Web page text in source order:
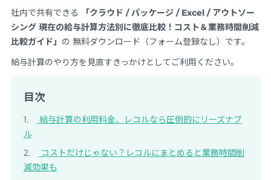
社内で共有できる
「クラウド / パッケージ / Excel / アウトソー
シング 現在の給与計算方法別に徹底比較！コスト＆業務時間削減
比較ガイド」 の 無料ダウンロード（フォーム登録なし）です。
給与計算のやり方を見直すきっかけとしてご利用ください。
目次
給与計算の利用料金、レコルなら圧倒的にリーズナブ
ル
コストだけじゃない？レコルにまとめると業務時間削
減効果も